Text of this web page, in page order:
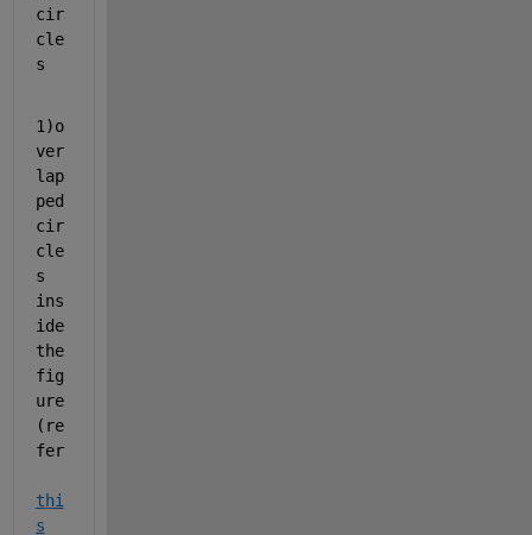
cir
cle
s
1)o
ver
lap
ped
cir
cle
s
ins
ide
the
fig
ure
(re
fer
thi
s